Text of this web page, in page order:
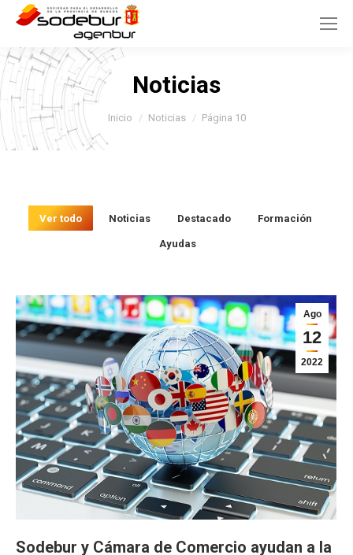
Noticias
Estás aquí: Inicio Noticias Página 10
Ver todo Noticias Destacado Formación
Ayudas
Ago
12
2022
Sodebur y Cámara de Comercio ayudan a la